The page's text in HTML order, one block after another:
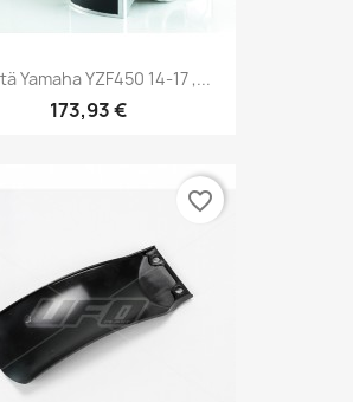
Yamaha YZF450 14-17 ,...
173,93 €
favorite_border